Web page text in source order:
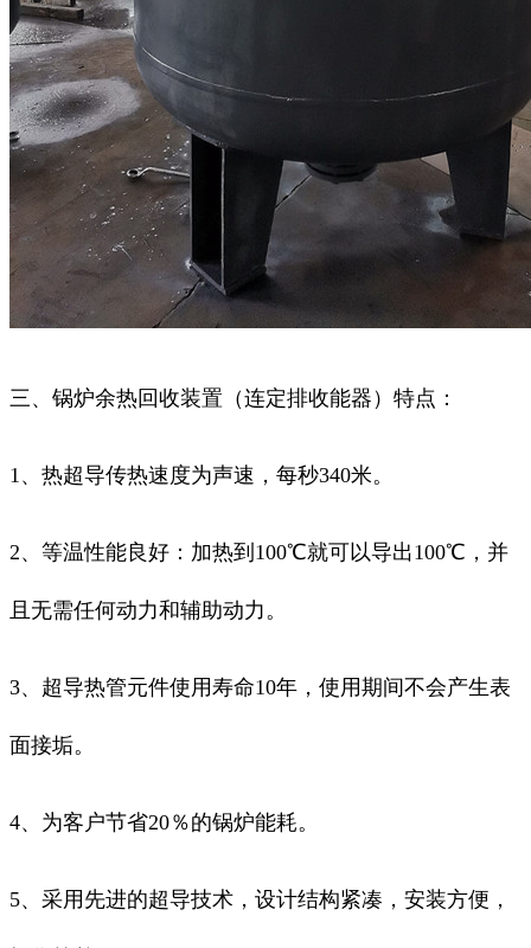
三、锅炉余热回收装置（连定排收能器）特点：
1、热超导传热速度为声速，每秒340米。
2、等温性能良好：加热到100℃就可以导出100℃，并
且无需任何动力和辅助动力。
3、超导热管元件使用寿命10年，使用期间不会产生表
面接垢。
4、为客户节省20％的锅炉能耗。
5、采用先进的超导技术，设计结构紧凑，安装方便，